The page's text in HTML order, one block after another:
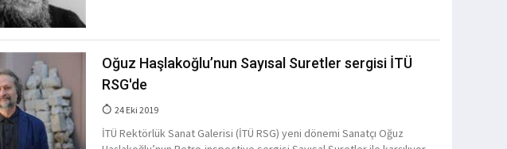
Oğuz Haşlakoğlu’nun Sayısal Suretler sergisi İTÜ
RSG'de
24 Eki 2019
İTÜ Rektörlük Sanat Galerisi (İTÜ RSG) yeni dönemi Sanatçı Oğuz